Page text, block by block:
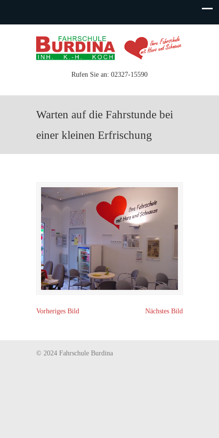
Rufen Sie an: 02327-15590
Warten auf die Fahrstunde bei
einer kleinen Erfrischung
Vorheriges Bild Nächstes Bild
© 2024 Fahrschule Burdina